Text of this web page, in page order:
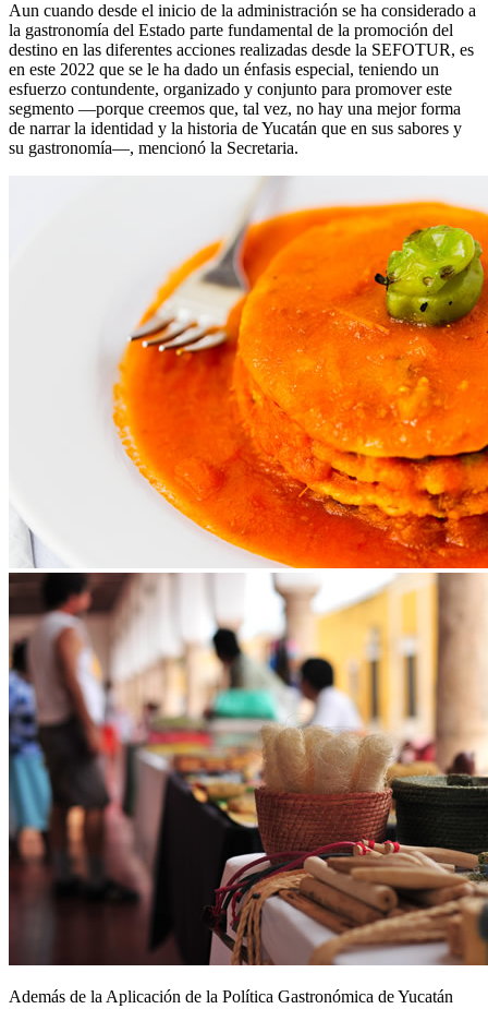
Aun cuando desde el inicio de la administración se ha considerado a
la gastronomía del Estado parte fundamental de la promoción del
destino en las diferentes acciones realizadas desde la SEFOTUR, es
en este 2022 que se le ha dado un énfasis especial, teniendo un
esfuerzo contundente, organizado y conjunto para promover este
segmento —porque creemos que, tal vez, no hay una mejor forma
de narrar la identidad y la historia de Yucatán que en sus sabores y
su gastronomía—, mencionó la Secretaria.
Además de la Aplicación de la Política Gastronómica de Yucatán